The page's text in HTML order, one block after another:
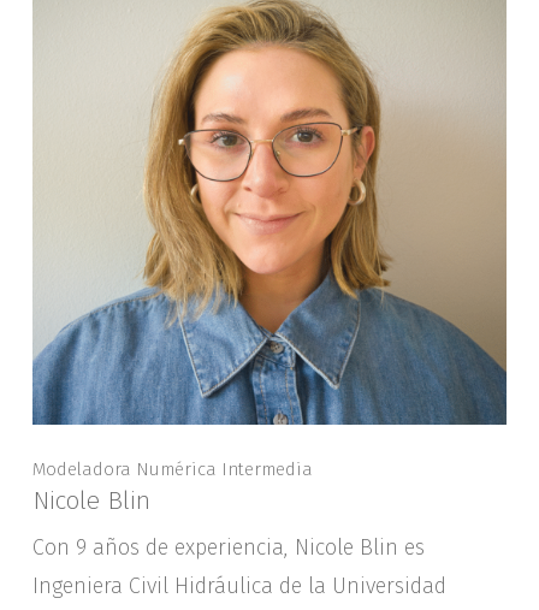
Modeladora Numérica Intermedia
Nicole Blin
Con 9 años de experiencia, Nicole Blin es
Ingeniera Civil Hidráulica de la Universidad